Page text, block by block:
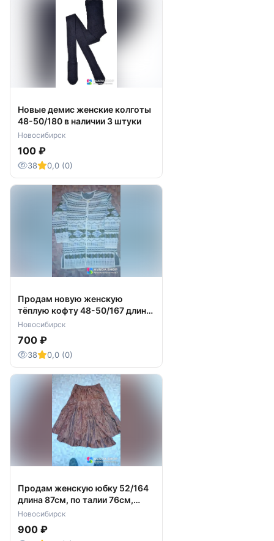
Новые демис женские колготы
48-50/180 в наличии 3 штуки
Новосибирск
100 ₽
38 0,0 (0)
Продам новую женскую
тёплую кофту 48-50/167 длина
по спинке 78см
Новосибирск
700 ₽
38 0,0 (0)
Продам женскую юбку 52/164
длина 87см, по талии 76см,
материал - ткань
Новосибирск
900 ₽